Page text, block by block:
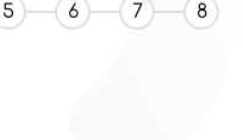
5 6 7 8